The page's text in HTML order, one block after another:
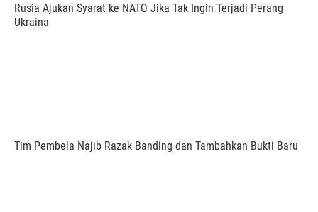
Rusia Ajukan Syarat ke NATO Jika Tak Ingin Terjadi Perang
Ukraina
Tim Pembela Najib Razak Banding dan Tambahkan Bukti Baru